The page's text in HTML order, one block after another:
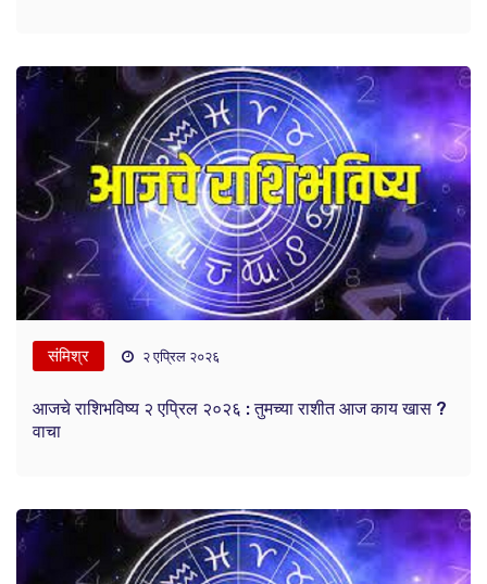
संमिश्र २ एप्रिल २०२६
आजचे राशिभविष्य २ एप्रिल २०२६ : तुमच्या राशीत आज काय खास ?
वाचा